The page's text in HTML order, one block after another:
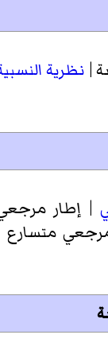
| نظرية
| إطار
متسارع